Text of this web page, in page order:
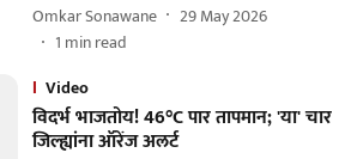
Omkar Sonawane
29 May 2026
1 min read
Video
विदर्भ भाजतोय! 46°C पार तापमान; 'या' चार
जिल्ह्यांना ऑरेंज अलर्ट